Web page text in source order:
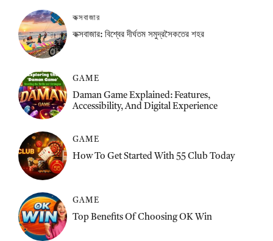
কক্সবাজার
কক্সবাজার: বিশ্বের দীর্ঘতম সমুদ্রসৈকতের শহর
GAME
Daman Game Explained: Features,
Accessibility, And Digital Experience
GAME
How To Get Started With 55 Club Today
GAME
Top Benefits Of Choosing OK Win